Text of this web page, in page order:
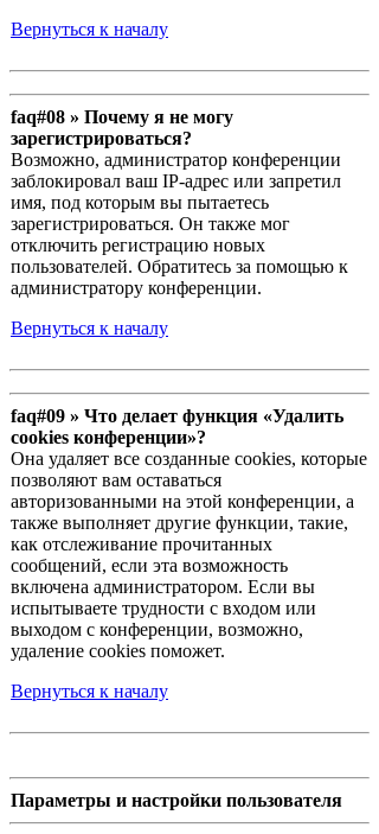
Вернуться к началу
faq#08 » Почему я не могу
зарегистрироваться?
Возможно, администратор конференции
заблокировал ваш IP-адрес или запретил
имя, под которым вы пытаетесь
зарегистрироваться. Он также мог
отключить регистрацию новых
пользователей. Обратитесь за помощью к
администратору конференции.
Вернуться к началу
faq#09 » Что делает функция «Удалить
cookies конференции»?
Она удаляет все созданные cookies, которые
позволяют вам оставаться
авторизованными на этой конференции, а
также выполняет другие функции, такие,
как отслеживание прочитанных
сообщений, если эта возможность
включена администратором. Если вы
испытываете трудности с входом или
выходом с конференции, возможно,
удаление cookies поможет.
Вернуться к началу
Параметры и настройки пользователя